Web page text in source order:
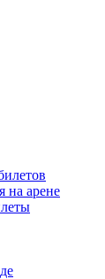
на арене